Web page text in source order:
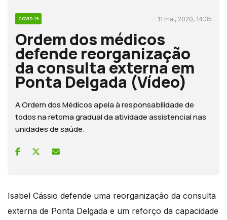
COVID-19 11 mai, 2020, 14:35
Ordem dos médicos
defende reorganização
da consulta externa em
Ponta Delgada (Vídeo)
A Ordem dos Médicos apela à responsabilidade de
todos na retoma gradual da atividade assistencial nas
unidades de saúde.
Isabel Cássio defende uma reorganização da consulta
externa de Ponta Delgada e um reforço da capacidade